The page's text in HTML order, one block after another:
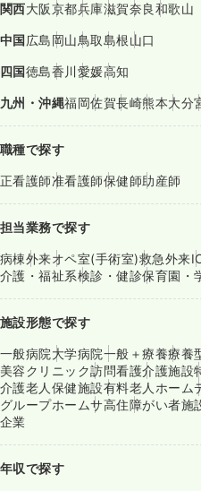
関西大阪京都兵庫滋賀奈良和歌山
中国広島岡山鳥取島根山口
四国徳島香川愛媛高知
九州・沖縄福岡佐賀長崎熊本大分
職種で探す
正看護師准看護師保健師助産師
担当業務で探す
病棟外来オペ室(手術室)救急外来
介護・福祉系検診・健診保育園・
施設形態で探す
一般病院大学病院一般＋療養療養
美容クリニック訪問看護介護施設
介護老人保健施設有料老人ホーム
グループホームサ高住障がい者施
企業
年収で探す